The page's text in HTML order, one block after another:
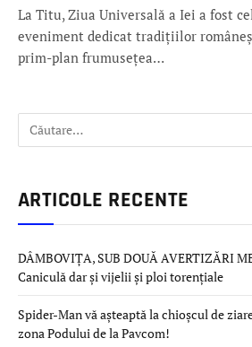
La Titu, Ziua Universală a Iei a fost
eveniment dedicat tradițiilor
prim-plan frumusețea…
ARTICOLE RECENTE
DÂMBOVIȚA, SUB DOUĂ AVERTIZĂRI
Caniculă dar și vijelii și ploi torențiale
Spider-Man vă așteaptă la chioșcul de
zona Podului de la Pavcom!